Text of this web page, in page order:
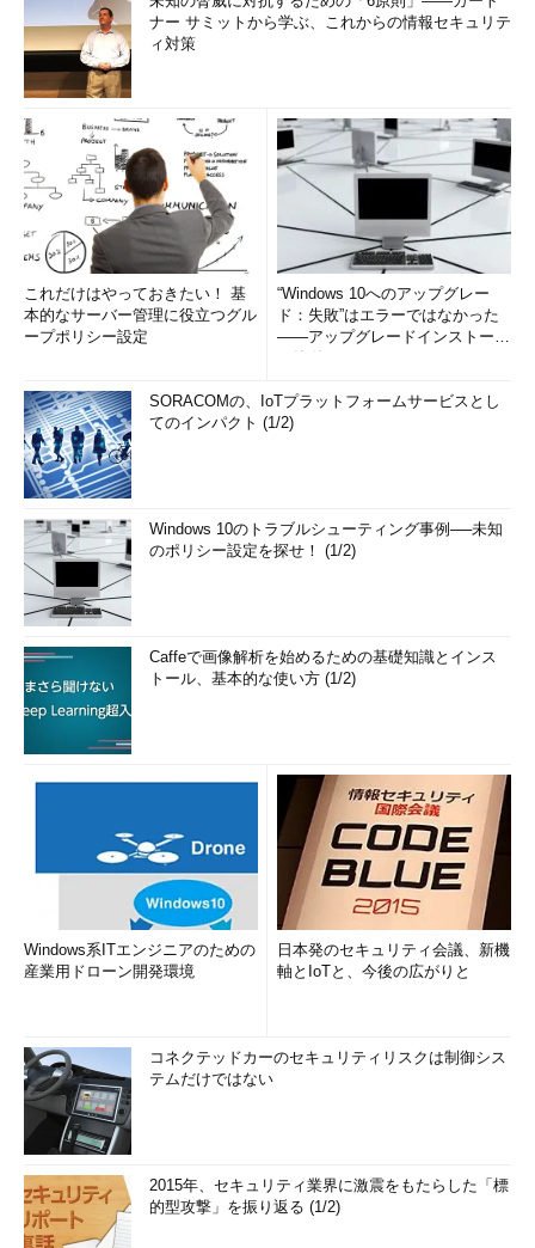
ナー サミットから学ぶ、これからの情報セキュリテ
ィ対策
これだけはやっておきたい！ 基
本的なサーバー管理に役立つグル
ープポリシー設定
“Windows 10へのアップグレー
ド：失敗”はエラーではなかった
――アップグレードインストール
SORACOMの、IoTプラットフォームサービスとし
てのインパクト (1/2)
Windows 10のトラブルシューティング事例──未知
のポリシー設定を探せ！ (1/2)
Caffeで画像解析を始めるための基礎知識とインス
トール、基本的な使い方 (1/2)
Windows系ITエンジニアのための
産業用ドローン開発環境
日本発のセキュリティ会議、新機
軸とIoTと、今後の広がりと
コネクテッドカーのセキュリティリスクは制御シス
テムだけではない
2015年、セキュリティ業界に激震をもたらした「標
的型攻撃」を振り返る (1/2)